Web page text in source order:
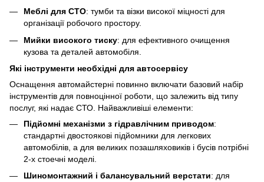
Меблі для СТО: тумби та візки високої міцності для
організації робочого простору.
Мийки високого тиску: для ефективного очищення
кузова та деталей автомобіля.
Які інструменти необхідні для автосервісу
Оснащення автомайстерні повинно включати базовий набір
інструментів для повноцінної роботи, що залежить від типу
послуг, які надає СТО. Найважливіші елементи:
Підйомні механізми з гідравлічним приводом:
стандартні двостоякові підйомники для легкових
автомобілів, а для великих позашляховиків і бусів потрібні
2-х стоечні моделі.
Шиномонтажний і балансувальний верстати: для